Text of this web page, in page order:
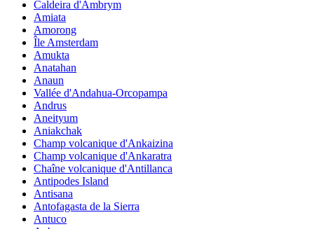
Caldeira d'Ambrym
Amiata
Amorong
Île Amsterdam
Amukta
Anatahan
Anaun
Vallée d'Andahua-Orcopampa
Andrus
Aneityum
Aniakchak
Champ volcanique d'Ankaizina
Champ volcanique d'Ankaratra
Chaîne volcanique d'Antillanca
Antipodes Island
Antisana
Antofagasta de la Sierra
Antuco